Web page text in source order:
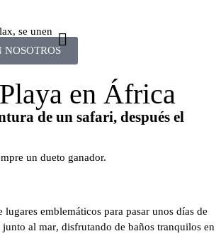
se unen
NOSOTROS
en África
de un safari, después el
un dueto ganador.
lugares emblemáticos para pasar unos días de
junto al mar, disfrutando de baños tranquilos en